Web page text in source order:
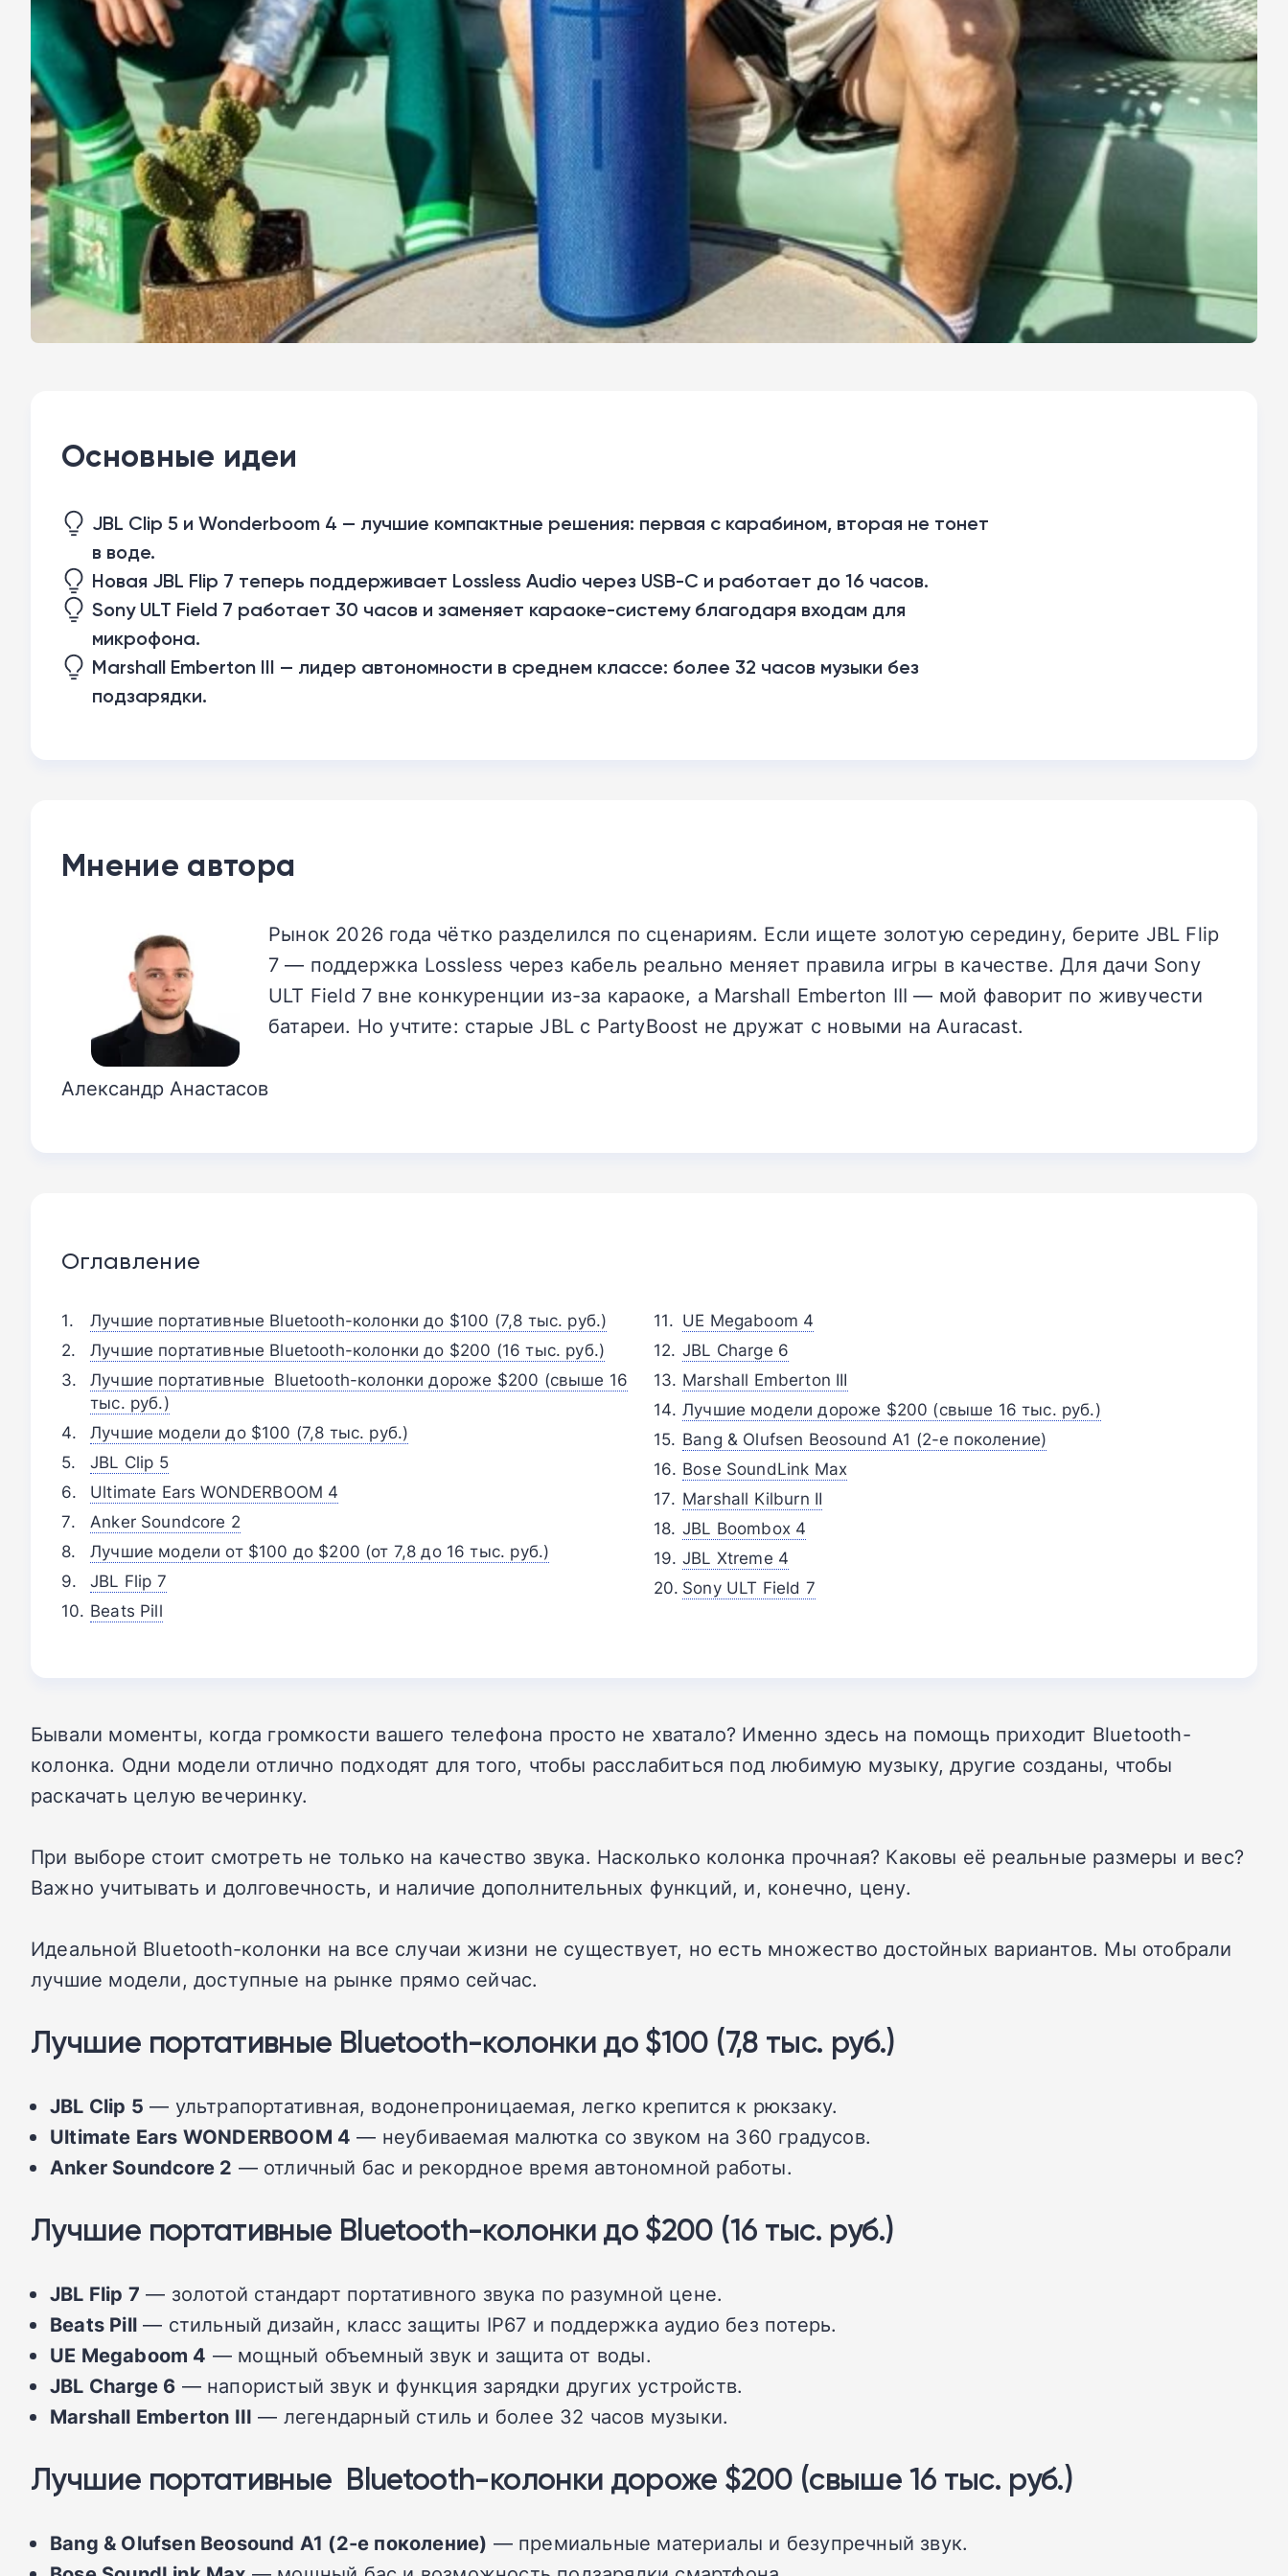
Основные идеи
JBL Clip 5 и Wonderboom 4 — лучшие компактные решения: первая с карабином, вторая не тонет
в воде.
Новая JBL Flip 7 теперь поддерживает Lossless Audio через USB-C и работает до 16 часов.
Sony ULT Field 7 работает 30 часов и заменяет караоке-систему благодаря входам для
микрофона.
Marshall Emberton III — лидер автономности в среднем классе: более 32 часов музыки без
подзарядки.
Мнение автора
Александр Анастасов
Рынок 2026 года чётко разделился по сценариям. Если ищете золотую середину, берите JBL Flip
7 — поддержка Lossless через кабель реально меняет правила игры в качестве. Для дачи Sony
ULT Field 7 вне конкуренции из-за караоке, а Marshall Emberton III — мой фаворит по живучести
батареи. Но учтите: старые JBL с PartyBoost не дружат с новыми на Auracast.
Оглавление
Лучшие портативные Bluetooth-колонки до $100 (7,8 тыс. руб.)
Лучшие портативные Bluetooth-колонки до $200 (16 тыс. руб.)
Лучшие портативные Bluetooth-колонки дороже $200 (свыше 16
тыс. руб.)
Лучшие модели до $100 (7,8 тыс. руб.)
JBL Clip 5
Ultimate Ears WONDERBOOM 4
Anker Soundcore 2
Лучшие модели от $100 до $200 (от 7,8 до 16 тыс. руб.)
JBL Flip 7
Beats Pill
UE Megaboom 4
JBL Charge 6
Marshall Emberton III
Лучшие модели дороже $200 (свыше 16 тыс. руб.)
Bang & Olufsen Beosound A1 (2-е поколение)
Bose SoundLink Max
Marshall Kilburn II
JBL Boombox 4
JBL Xtreme 4
Sony ULT Field 7
Бывали моменты, когда громкости вашего телефона просто не хватало? Именно здесь на помощь приходит Bluetooth-
колонка. Одни модели отлично подходят для того, чтобы расслабиться под любимую музыку, другие созданы, чтобы
раскачать целую вечеринку.
При выборе стоит смотреть не только на качество звука. Насколько колонка прочная? Каковы её реальные размеры и вес?
Важно учитывать и долговечность, и наличие дополнительных функций, и, конечно, цену.
Идеальной Bluetooth-колонки на все случаи жизни не существует, но есть множество достойных вариантов. Мы отобрали
лучшие модели, доступные на рынке прямо сейчас.
Лучшие портативные Bluetooth-колонки до $100 (7,8 тыс. руб.)
JBL Clip 5 — ультрапортативная, водонепроницаемая, легко крепится к рюкзаку.
Ultimate Ears WONDERBOOM 4 — неубиваемая малютка со звуком на 360 градусов.
Anker Soundcore 2 — отличный бас и рекордное время автономной работы.
Лучшие портативные Bluetooth-колонки до $200 (16 тыс. руб.)
JBL Flip 7 — золотой стандарт портативного звука по разумной цене.
Beats Pill — стильный дизайн, класс защиты IP67 и поддержка аудио без потерь.
UE Megaboom 4 — мощный объемный звук и защита от воды.
JBL Charge 6 — напористый звук и функция зарядки других устройств.
Marshall Emberton III — легендарный стиль и более 32 часов музыки.
Лучшие портативные Bluetooth-колонки дороже $200 (свыше 16 тыс. руб.)
Bang & Olufsen Beosound A1 (2-е поколение) — премиальные материалы и безупречный звук.